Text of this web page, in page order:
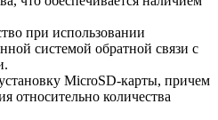
при использовании
системой обратной связи с
MicroSD-карты, причем
относительно количества